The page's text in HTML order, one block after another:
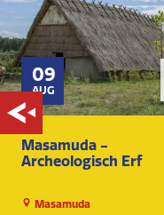
09
AUG
Masamuda -
Archeologisch Erf
Masamuda